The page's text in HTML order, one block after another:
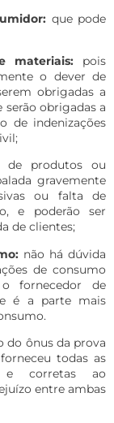
que pode
materiais:pois
o dever de
obrigadas a
obrigadas a
de indenizações
de produtos ou
gravemente
ou falta de
e poderão ser
de clientes;
não há dúvida
de consumo
fornecedor de
é a parte mais
do ônus da prova
todas as
e corretas ao
entre ambas